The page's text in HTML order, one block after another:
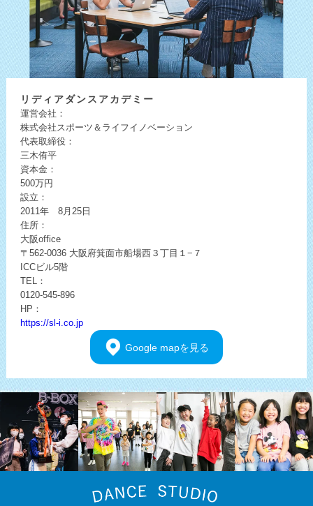
リディアダンスアカデミー
運営会社：
株式会社スポーツ＆ライフイノベーション
代表取締役：
三木侑平
資本金：
500万円
設立：
2011年 8月25日
住所：
大阪office
〒562-0036 大阪府箕面市船場西３丁目１−７
ICCビル5階
TEL：
0120-545-896
HP：
https://sl-i.co.jp
Google mapを見る